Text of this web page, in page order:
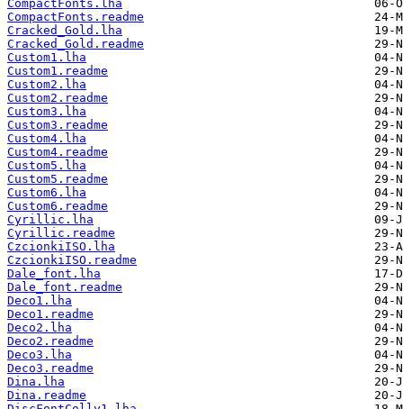
CompactFonts.lha
CompactFonts.readme
Cracked_Gold.lha
Cracked_Gold.readme
Custom1.lha
Custom1.readme
Custom2.lha
Custom2.readme
Custom3.lha
Custom3.readme
Custom4.lha
Custom4.readme
Custom5.lha
Custom5.readme
Custom6.lha
Custom6.readme
Cyrillic.lha
Cyrillic.readme
CzcionkiISO.lha
CzcionkiISO.readme
Dale_font.lha
Dale_font.readme
Deco1.lha
Deco1.readme
Deco2.lha
Deco2.readme
Deco3.lha
Deco3.readme
Dina.lha
Dina.readme